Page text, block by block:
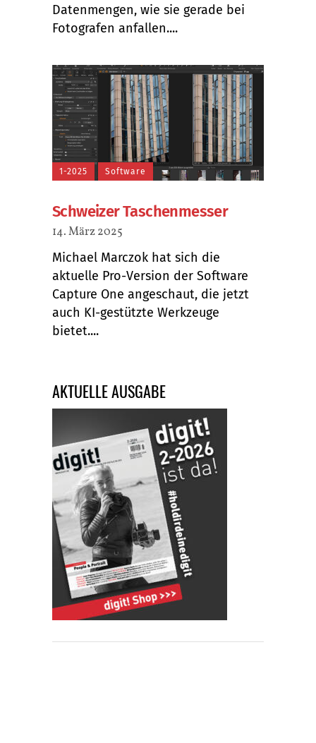
Datenmengen, wie sie gerade bei
Fotografen anfallen....
1-2025 Software
Schweizer Taschenmesser
14. März 2025
Michael Marczok hat sich die
aktuelle Pro-Version der Software
Capture One angeschaut, die jetzt
auch KI-gestützte Werkzeuge
bietet....
AKTUELLE AUSGABE